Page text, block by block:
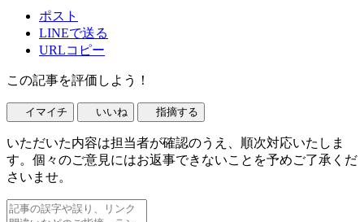
ポスト
LINEで送る
URLコピー
この記事を評価しよう！
イマイチ いいね 指摘する
いただいた内容は担当者が確認のうえ、順次対応いたしま
す。個々のご意見にはお返事できないことを予めご了承くだ
さいませ。